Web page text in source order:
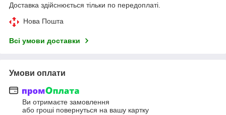
Доставка здійснюється тільки по передоплаті.
Нова Пошта
Всі умови доставки
Умови оплати
Ви отримаєте замовлення
або гроші повернуться на вашу картку